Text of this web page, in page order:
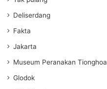
Deliserdang
Fakta
Jakarta
Museum Peranakan Tionghoa
Glodok